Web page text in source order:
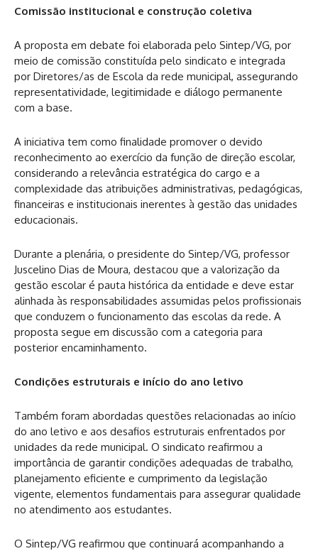
Comissão institucional e construção coletiva
A proposta em debate foi elaborada pelo Sintep/VG, por
meio de comissão constituída pelo sindicato e integrada
por Diretores/as de Escola da rede municipal, assegurando
representatividade, legitimidade e diálogo permanente
com a base.
A iniciativa tem como finalidade promover o devido
reconhecimento ao exercício da função de direção escolar,
considerando a relevância estratégica do cargo e a
complexidade das atribuições administrativas, pedagógicas,
financeiras e institucionais inerentes à gestão das unidades
educacionais.
Durante a plenária, o presidente do Sintep/VG, professor
Juscelino Dias de Moura, destacou que a valorização da
gestão escolar é pauta histórica da entidade e deve estar
alinhada às responsabilidades assumidas pelos profissionais
que conduzem o funcionamento das escolas da rede. A
proposta segue em discussão com a categoria para
posterior encaminhamento.
Condições estruturais e início do ano letivo
Também foram abordadas questões relacionadas ao início
do ano letivo e aos desafios estruturais enfrentados por
unidades da rede municipal. O sindicato reafirmou a
importância de garantir condições adequadas de trabalho,
planejamento eficiente e cumprimento da legislação
vigente, elementos fundamentais para assegurar qualidade
no atendimento aos estudantes.
O Sintep/VG reafirmou que continuará acompanhando a